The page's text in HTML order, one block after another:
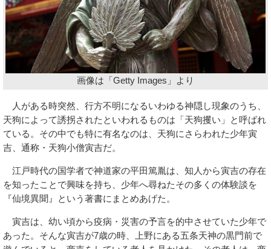
画像は「Getty Images」より
人がある時突然、行方不明になるいわゆる神隠し現象のうち、
天狗によって誘拐されたといわれるものは「天狗攫い」と呼ばれ
ている。その中でも特に有名なのは、天狗にさらわれた少年寅
吉、通称・天狗小僧寅吉だ。
江戸時代の国学者で神道家の平田篤胤は、知人から寅吉の存在
を知ったことで興味を持ち、少年へ尋ねたその多くの体験談を
『仙境異聞』という著書にまとめあげた。
寅吉は、幼い頃から疫病・災害の予言を的中させていた少年で
あった。そんな寅吉が7歳の時、上野にある五条天神の黒門前で